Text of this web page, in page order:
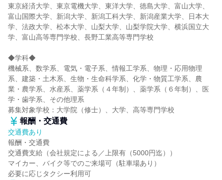
東京経済大学、東京電機大学、東洋大学、徳島大学、富山大学、
富山国際大学、新潟大学、新潟工科大学、新潟産業大学、日本大
学、法政大学、松本大学、山梨大学、山梨学院大学、横浜国立大
学、富山高等専門学校、長野工業高等専門学校
◆学科◆
機械系、数学系、電気・電子系、情報工学系、物理・応用物理
系、建築・土木系、生物・生命科学系、化学・物質工学系、農
業・農学系、水産系、薬学系（４年制）、薬学系（６年制）、医
学・歯学系、その他理系
募集対象学校：大学院（修士）、大学、高等専門学校
報酬・交通費
交通費あり
報酬・交通費
交通費支給（会社規定による／上限有（5000円迄））
マイカー、バイク等でのご来場可（駐車場あり）
必要に応じタクシー利用可